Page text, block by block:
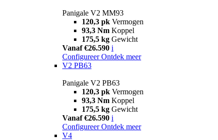
Panigale V2 MM93
120,3 pk Vermogen
93,3 Nm Koppel
175,5 kg Gewicht
Vanaf €26.590 i
Configureer Ontdek meer
V2 PB63
Panigale V2 PB63
120,3 pk Vermogen
93,3 Nm Koppel
175,5 kg Gewicht
Vanaf €26.590 i
Configureer Ontdek meer
V4